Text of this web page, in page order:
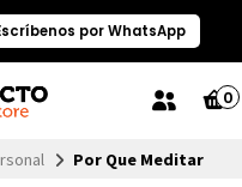
por WhatsApp
0
Por Que Meditar